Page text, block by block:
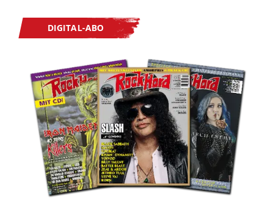
DIGITAL-ABO